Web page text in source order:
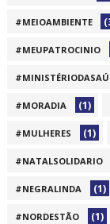
#MEIOAMBIENTE
#MEUPATROCINIO
#MORADIA (1)
#MULHERES (1)
#NATALSOLIDARIO
#NEGRALINDA (1)
#NORDESTÃO (1)